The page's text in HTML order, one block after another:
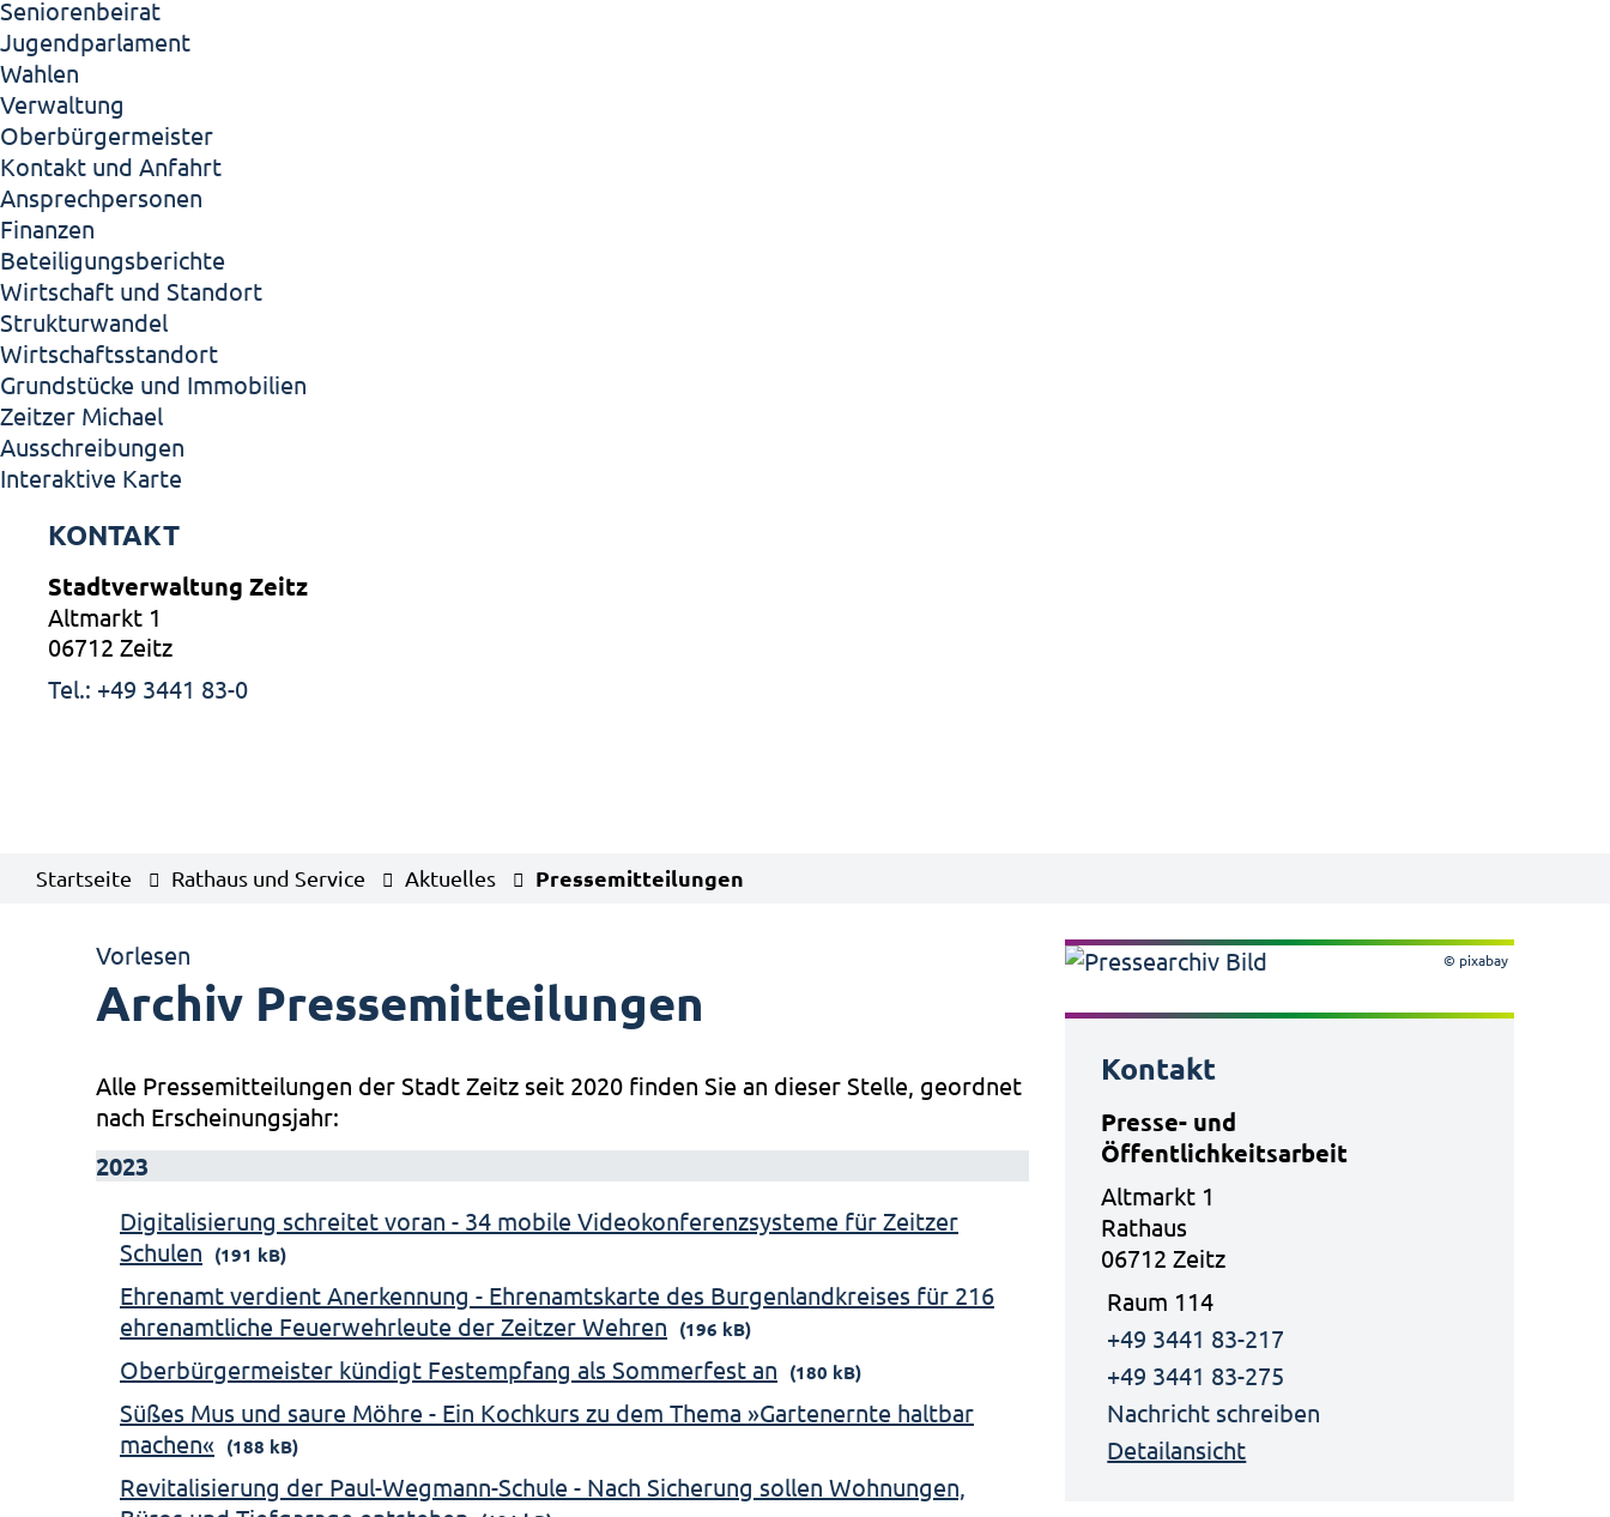
Seniorenbeirat
Jugendparlament
Wahlen
Verwaltung
Oberbürgermeister
Kontakt und Anfahrt
Ansprechpersonen
Finanzen
Beteiligungsberichte
Wirtschaft und Standort
Strukturwandel
Wirtschaftsstandort
Grundstücke und Immobilien
Zeitzer Michael
Ausschreibungen
Interaktive Karte
KONTAKT
Stadtverwaltung Zeitz
Altmarkt 1
06712 Zeitz
Tel.: +49 3441 83-0
Startseite Rathaus und Service Aktuelles Pressemitteilungen
Vorlesen
Archiv Pressemitteilungen
Alle Pressemitteilungen der Stadt Zeitz seit 2020 finden Sie an dieser Stelle, geordnet
nach Erscheinungsjahr:
2023
Digitalisierung schreitet voran - 34 mobile Videokonferenzsysteme für Zeitzer
Schulen (191 kB)
Ehrenamt verdient Anerkennung - Ehrenamtskarte des Burgenlandkreises für 216
ehrenamtliche Feuerwehrleute der Zeitzer Wehren (196 kB)
Oberbürgermeister kündigt Festempfang als Sommerfest an (180 kB)
Süßes Mus und saure Möhre - Ein Kochkurs zu dem Thema »Gartenernte haltbar
machen« (188 kB)
Revitalisierung der Paul-Wegmann-Schule - Nach Sicherung sollen Wohnungen,
© pixabay
Kontakt
Presse- und
Öffentlichkeitsarbeit
Altmarkt 1
Rathaus
06712 Zeitz
Raum 114
+49 3441 83-217
+49 3441 83-275
Nachricht schreiben
Detailansicht